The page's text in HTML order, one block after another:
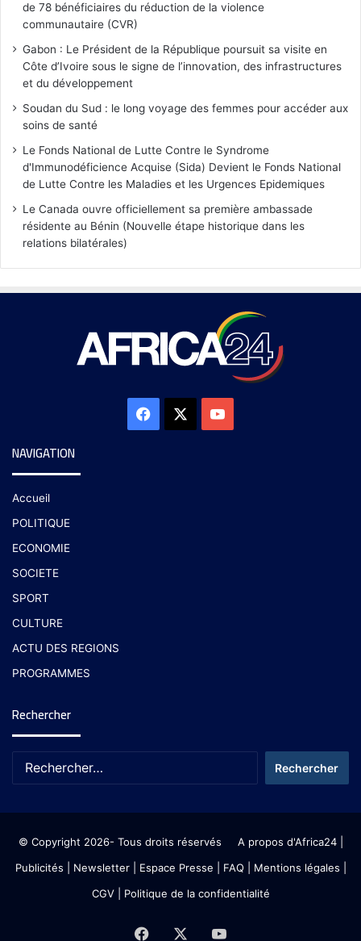
de 78 bénéficiaires du réduction de la violence
communautaire (CVR)
Gabon : Le Président de la République poursuit sa visite en
Côte d’Ivoire sous le signe de l’innovation, des infrastructures
et du développement
Soudan du Sud : le long voyage des femmes pour accéder aux
soins de santé
Le Fonds National de Lutte Contre le Syndrome
d'Immunodéficience Acquise (Sida) Devient le Fonds National
de Lutte Contre les Maladies et les Urgences Epidemiques
Le Canada ouvre officiellement sa première ambassade
résidente au Bénin (Nouvelle étape historique dans les
relations bilatérales)
NAVIGATION
Accueil
POLITIQUE
ECONOMIE
SOCIETE
SPORT
CULTURE
ACTU DES REGIONS
PROGRAMMES
Rechercher
© Copyright 2026- Tous droits réservés A propos d'Africa24|
Publicités
Newsletter| Espace Presse | FAQ | Mentions légales
CGV| Politique de la confidentialité